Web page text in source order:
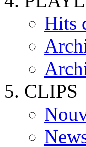
Hits
CLIPS